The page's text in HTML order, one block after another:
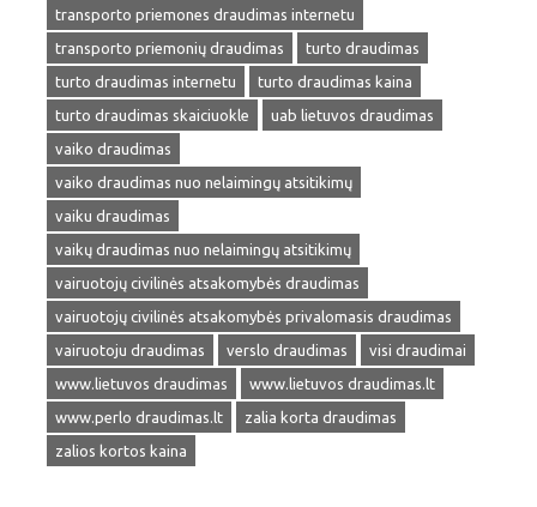
transporto priemones draudimas internetu
transporto priemonių draudimas
turto draudimas
turto draudimas internetu
turto draudimas kaina
turto draudimas skaiciuokle
uab lietuvos draudimas
vaiko draudimas
vaiko draudimas nuo nelaimingų atsitikimų
vaiku draudimas
vaikų draudimas nuo nelaimingų atsitikimų
vairuotojų civilinės atsakomybės draudimas
vairuotojų civilinės atsakomybės privalomasis draudimas
vairuotoju draudimas
verslo draudimas
visi draudimai
www.lietuvos draudimas
www.lietuvos draudimas.lt
www.perlo draudimas.lt
zalia korta draudimas
zalios kortos kaina